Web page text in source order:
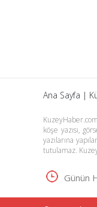
Ana Sayfa |
köşe yazısı,
yazılarına
tutulamaz.
Günün